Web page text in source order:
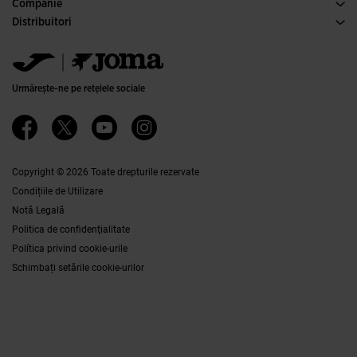
Condiţii de Cumpărare
Transport și Livrare
FAQs
Companie
Istorie
Canal etic
Politica de calitate și de mediu
Carieră
Distribuitori
Jomanet
Zona de marketing
Contactaţi
Urmărește-ne pe rețelele sociale
Copyright © 2026 Toate drepturile rezervate
Condițiile de Utilizare
Notă Legală
Politica de confidenţialitate
Política privind cookie-urile
Schimbați setările cookie-urilor